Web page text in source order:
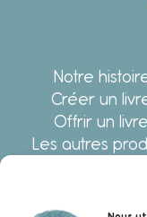
Notre
Créer un
Offrir un livre
Les autres